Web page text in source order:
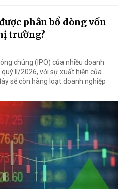
phân bổ dòng vốn
trường?
chúng (IPO) của nhiều doanh
II/2026, với sự xuất hiện của
sẽ còn hàng loạt doanh nghiệp